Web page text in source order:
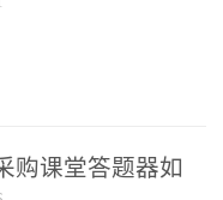
购课堂答题器如